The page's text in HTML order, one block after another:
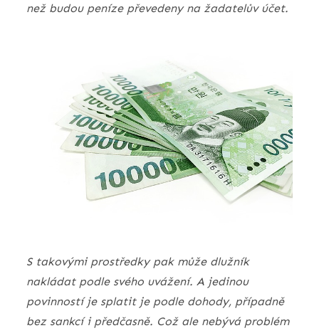
než budou peníze převedeny na žadatelův účet.
S takovými prostředky pak může dlužník
nakládat podle svého uvážení. A jedinou
povinností je splatit je podle dohody, případně
bez sankcí i předčasně. Což ale nebývá problém